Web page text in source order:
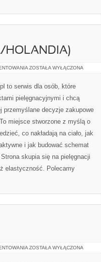
HOLANDIA)
UNILEVER
ZOSTAŁA WYŁĄCZONA
to serwis dla osób, które
pielęgnacyjnymi i chcą
przemyślane decyzje zakupowe
miejsce stworzone z myślą o
co nakładają na ciało, jak
i jak budować schemat
skupia się na pielęgnacji
elastyczność. Polecamy
ZIELONE
ZOSTAŁA WYŁĄCZONA